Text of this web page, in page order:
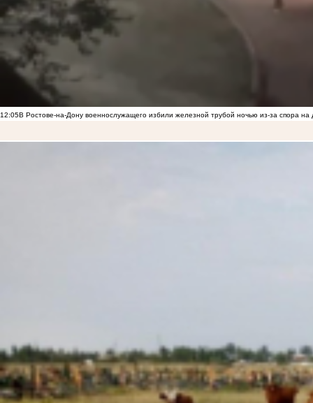
12:05В Ростове-на-Дону военнослужащего избили железной трубой ночью из-за спора на